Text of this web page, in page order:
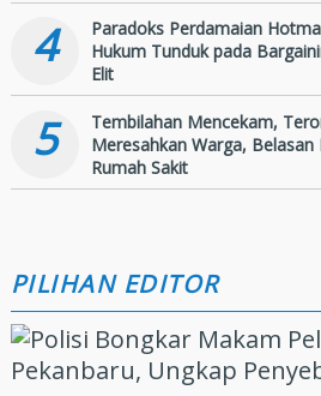
4
Paradoks Perdamaian
Hukum Tunduk pada
Elit
5
Tembilahan Mencekam,
Meresahkan Warga,
Rumah Sakit
PILIHAN EDITOR